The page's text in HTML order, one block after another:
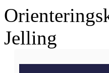
Jelling